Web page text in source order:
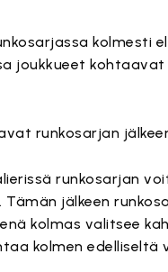
kolmesti
joukkueet kohtaavat
runkosarjan
runkosarjan
jälkeen
kolmas valitsee
kolmen